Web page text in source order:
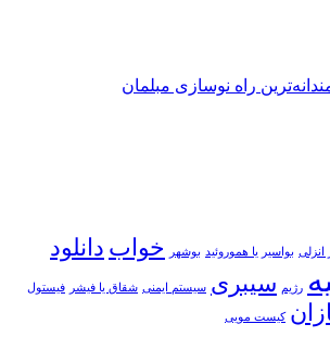
انزلی بواسیر یا هموروئید بوشهر خواب دانلود
رژیم سیبری سیستم ایمنی شقاق یا فیشر فیستول
کیست مویی